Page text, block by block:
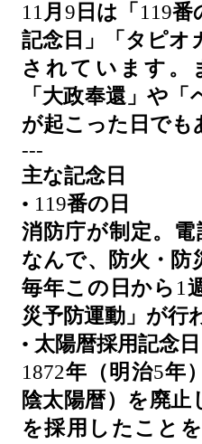
11 月 9 日は「 119番
記念日」「タピオ
されています。
「大政奉還」や「
が起こった日でも
---
主な記念日
• 119番の日
消防庁が制定。電
なんで、防火・防
毎年この日から 1
災予防運動」が行
• 太陽暦採用記念日
1872年（明治5年
陰太陽暦）を廃止
を採用したこと